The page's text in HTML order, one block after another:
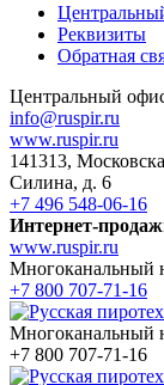
Реквизиты
Обратная
Центральный
info@ruspir.ru
www.ruspir.ru
141313,
Силина, д. 6
+7 496 548-06-16
Интернет-
www.ruspir.ru
Многоканальный
+7 800 707-71-16
Многоканальный
+7 800 707-71-16